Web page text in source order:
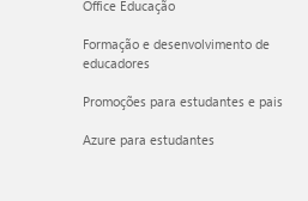
Office Educação
Formação e desenvolvimento de
educadores
Promoções para estudantes e pais
Azure para estudantes